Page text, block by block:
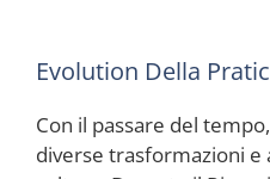
Evolution Della
Con il passare del
diverse trasformazioni